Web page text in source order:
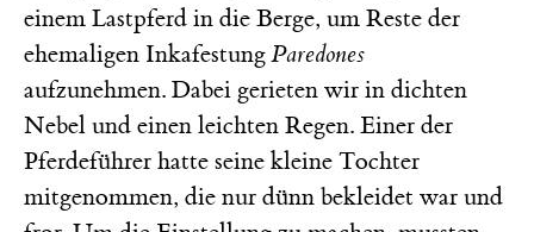
einem Lastpferd in die Berge, um Reste der
ehemaligen InkafestungParedones
aufzunehmen. Dabei gerieten wir in dichten
Nebel und einen leichten Regen. Einer der
Pferdeführer hatte seine kleine Tochter
mitgenommen, die nur dünn bekleidet war und